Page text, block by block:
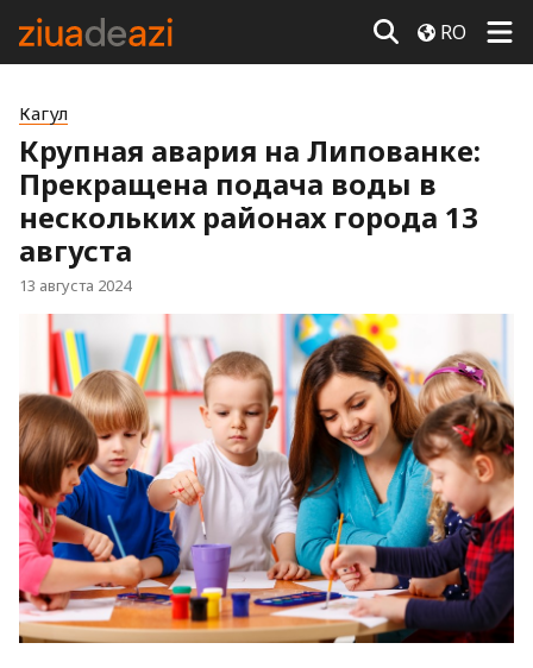
RO
Кагул
Крупная авария на Липованке:
Прекращена подача воды в
нескольких районах города 13
августа
13 августа 2024